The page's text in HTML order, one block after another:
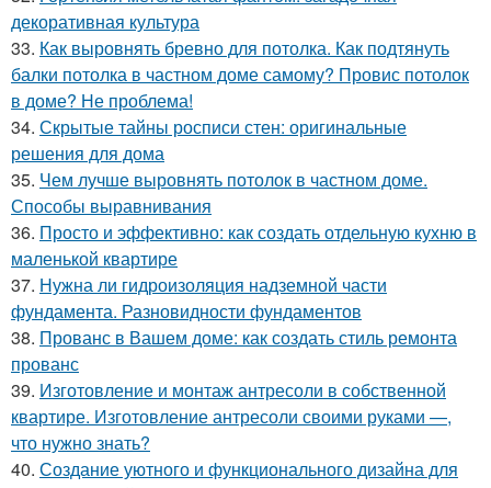
декоративная культура
33. Как выровнять бревно для потолка. Как подтянуть
балки потолка в частном доме самому? Провис потолок
в доме? Не проблема!
34. Скрытые тайны росписи стен: оригинальные
решения для дома
35. Чем лучше выровнять потолок в частном доме.
Способы выравнивания
36. Просто и эффективно: как создать отдельную кухню в
маленькой квартире
37. Нужна ли гидроизоляция надземной части
фундамента. Разновидности фундаментов
38. Прованс в Вашем доме: как создать стиль ремонта
прованс
39. Изготовление и монтаж антресоли в собственной
квартире. Изготовление антресоли своими руками —,
что нужно знать?
40. Создание уютного и функционального дизайна для